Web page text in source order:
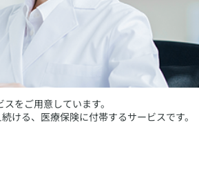
をご用意しています。
ける、医療保険に付帯するサービスです。